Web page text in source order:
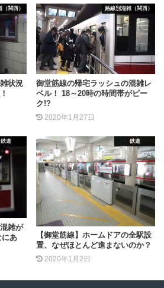
関西）
状況
路線別混雑（関西）
御堂筋線の帰宅ラッシュの混雑レ
ベル！ 18～20時の時間帯がピー
ク!?
2020年1月27日
鉄道
雑が
にあ
鉄道
【御堂筋線】ホームドアの全駅設
置、なぜほとんど進まないのか？
2020年1月2日